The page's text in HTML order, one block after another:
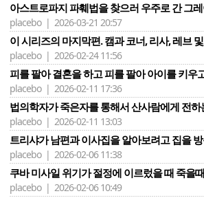
아스트로파지 파훼법을 찾으러 우주로 간 그
placebo | 2026-03-21 20:57
이 시리즈의 마지막편. 캠과 코너, 리사, 레브
placebo | 2026-02-24 11:56
피를 팔아 결혼을 하고 피를 팔아 아이를 키우
placebo | 2026-02-11 17:36
법의학자가 죽은자를 통해서 산사람에게 전하
placebo | 2026-02-11 13:03
트리샤가 남편과 이사집을 알아보려고 집을
placebo | 2026-02-06 11:38
쿠바 미사일 위기가 절정에 이르렀을 때 죽을때
placebo | 2026-02-06 10:49